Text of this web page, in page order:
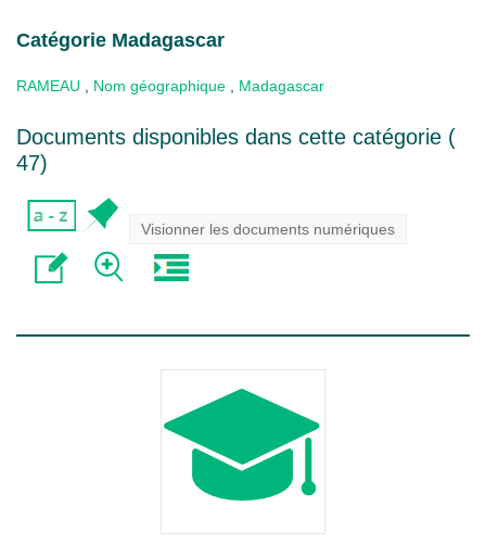
Catégorie Madagascar
RAMEAU Nom géographique Madagascar
Documents disponibles dans cette catégorie (
47)
Visionner les documents numériques